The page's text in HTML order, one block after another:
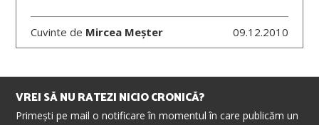
Cuvinte de Mircea Meșter 09.12.2010
VREI SĂ NU RATEZI NICIO CRONICĂ?
Primești pe mail o notificare în momentul în care publicăm un